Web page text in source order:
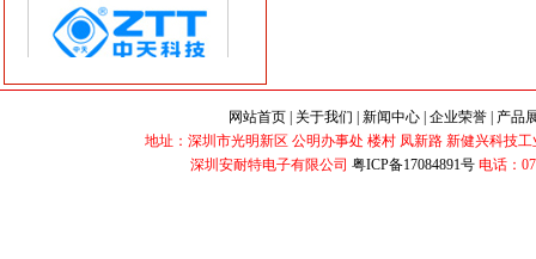
网站首页 关于我们 新闻中心 企业荣誉
产品
地址：深圳市光明新区 公明办事处 楼村 凤新路 新健兴科技工
深圳安耐特电子有限公司 粤ICP备17084891号电话：